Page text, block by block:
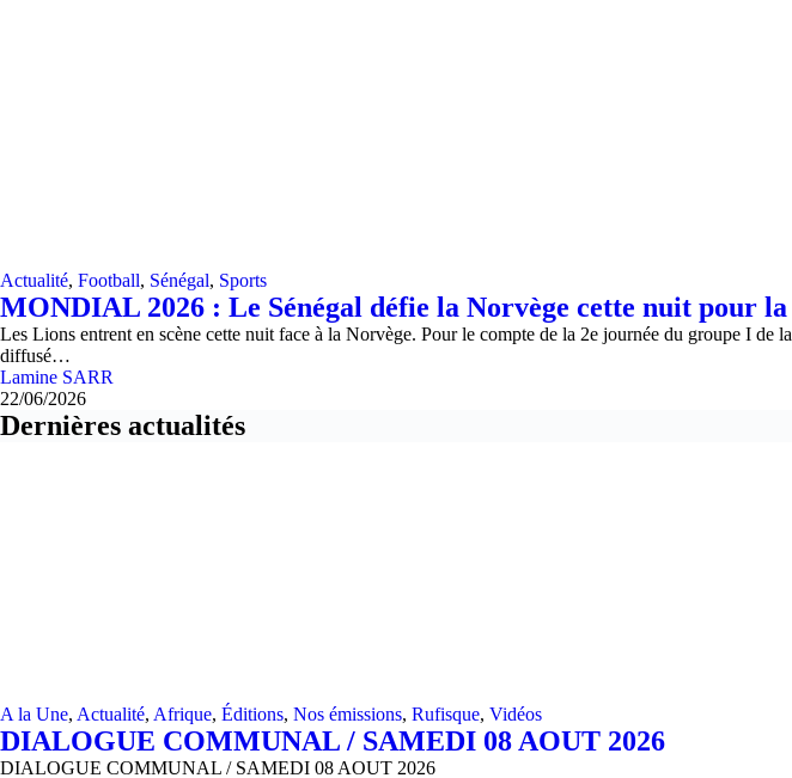
Actualité, Football, Sénégal, Sports
MONDIAL 2026 : Le Sénégal défie la Norvège cette nuit pour
Les Lions entrent en scène cette nuit face à la Norvège. Pour le compte de la 2e journée du groupe I
diffusé…
Lamine SARR
22/06/2026
Dernières actualités
A la Une, Actualité, Afrique, Éditions, Nos émissions, Rufisque, Vidéos
DIALOGUE COMMUNAL / SAMEDI 08 AOUT 2026
DIALOGUE COMMUNAL / SAMEDI 08 AOUT 2026